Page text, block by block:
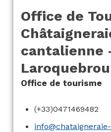
Office de
cantalienne
Laroquebrou
Office de tourisme
(+33)0471469482